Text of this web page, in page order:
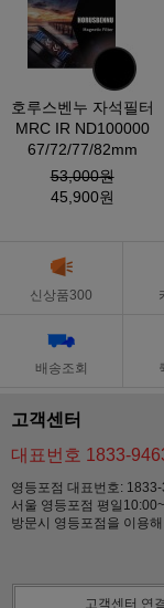
호루스벤누 자석필터
MRC IR ND100000
67/72/77/82mm
53,000원
45,900원
신상품300
배송조회
고객센터
대표번호 1833-
영등포점 대표번호:
서울 영등포점 평일
방문시 영등포점을 이용
고객센터 연결